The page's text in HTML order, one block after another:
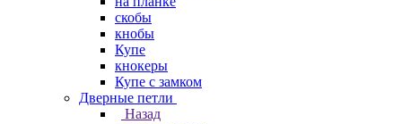
скобы
кнобы
Купе
кнокеры
Купе с замком
Дверные петли
Назад